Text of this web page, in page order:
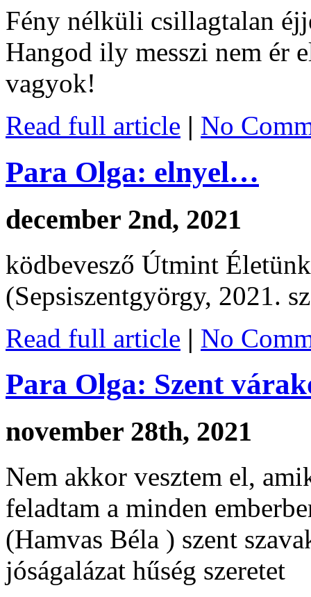
Fény nélküli csillagtalan
Hangod ily messzi nem ér
vagyok!
Read full article | No
Para Olga: elnyel…
december 2nd, 2021
ködbevesző Útmint
(Sepsiszentgyörgy, 2021.
Read full article | No
Para Olga: Szent
november 28th, 2021
Nem akkor vesztem el,
feladtam a minden
(Hamvas Béla ) szent
jóságalázat hűség szeretet